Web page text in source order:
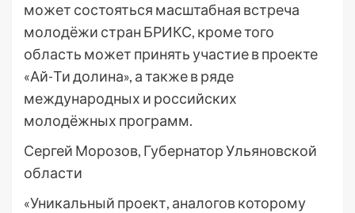
может состояться масштабная встреча
молодёжи стран БРИКС, кроме того
область может принять участие в проекте
«Ай-Ти долина», а также в ряде
международных и российских
молодёжных программ.
Сергей Морозов, Губернатор Ульяновской
области
«Уникальный проект, аналогов которому